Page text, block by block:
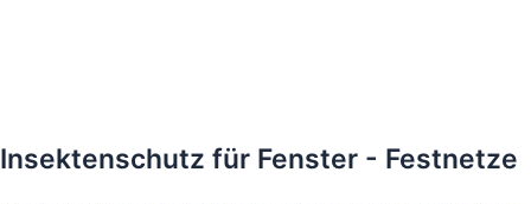
Insektenschutz für Fenster - Festnetze